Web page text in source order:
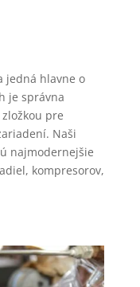
jedná hlavne o
je správna
pre
Naši
najmodernejšie
kompresorov,